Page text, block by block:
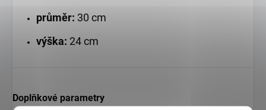
průměr: 30 cm
výška: 24 cm
Doplňkové parametry